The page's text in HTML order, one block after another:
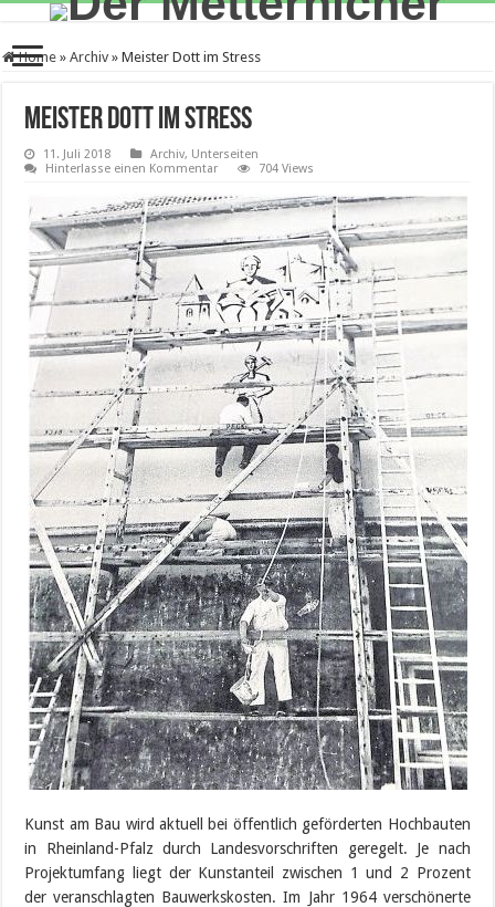
Home » Archiv » Meister Dott im Stress
Meister Dott im Stress
11. Juli 2018 Archiv, Unterseiten
Hinterlasse einen Kommentar
704 Views
Kunst am Bau wird aktuell bei öffentlich geförderten Hochbauten
in Rheinland-Pfalz durch Landesvorschriften geregelt. Je nach
Projektumfang liegt der Kunstanteil zwischen 1 und 2 Prozent
der veranschlagten Bauwerkskosten. Im Jahr 1964 verschönerte